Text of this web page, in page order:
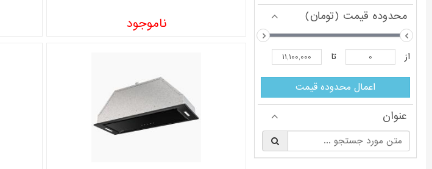
محدوده قیمت (تومان)
از تا
اعمال محدوده قیمت
عنوان
§
ناموجود